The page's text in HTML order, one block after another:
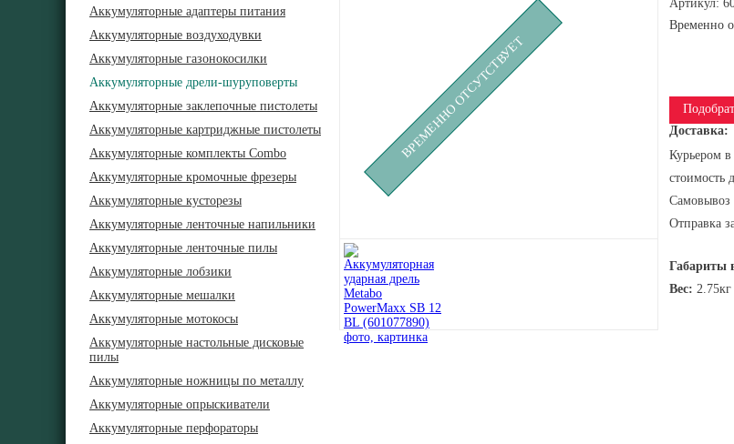
Аккумуляторные адаптеры питания
Аккумуляторные воздуходувки
Аккумуляторные газонокосилки
Аккумуляторные дрели-шуруповерты
Аккумуляторные заклепочные пистолеты
Аккумуляторные картриджные пистолеты
Аккумуляторные комплекты Combo
Аккумуляторные кромочные фрезеры
Аккумуляторные кусторезы
Аккумуляторные ленточные напильники
Аккумуляторные ленточные пилы
Аккумуляторные лобзики
Аккумуляторные мешалки
Аккумуляторные мотокосы
Аккумуляторные настольные дисковые
пилы
Аккумуляторные ножницы по металлу
Аккумуляторные опрыскиватели
Аккумуляторные перфораторы
ВРЕМЕННО ОТСУТСТВУЕТ
Артикул:
Временно
Доставка:
Курьером
стоимость
Самовывоз
Отправка
Габариты
Вес: 2.75кг